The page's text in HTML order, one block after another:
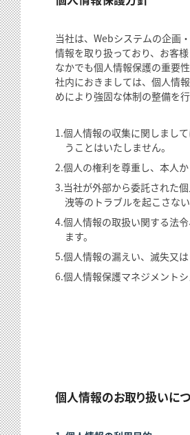
当社は、Webシステムの企画
情報を取り扱っており、お客
なかでも個人情報保護の重要
社内におきましては、個人情
めにより強固な体制の整備を
1.個人情報の収集に関しまし
うことはいたしません。
2.個人の権利を尊重し、本人
3.当社が外部から委託された
洩等のトラブルを起こさな
4.個人情報の取扱い関する法
ます。
5.個人情報の漏えい、滅失又
6.個人情報保護マネジメント
個人情報のお取り扱いに